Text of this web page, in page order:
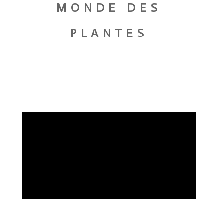
MONDE DES
PLANTES